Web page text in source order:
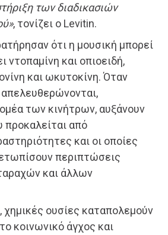
των διαδικασιών
, τονίζει ο Levitin.
ότι η μουσική μπορεί
και οπιοειδή,
και ωκυτοκίνη. Όταν
των κινήτρων, αυξάνουν
από
και οι οποίες
περιπτώσεις
και άλλων
χημικές ουσίες καταπολεμούν
κοινωνικό άγχος και